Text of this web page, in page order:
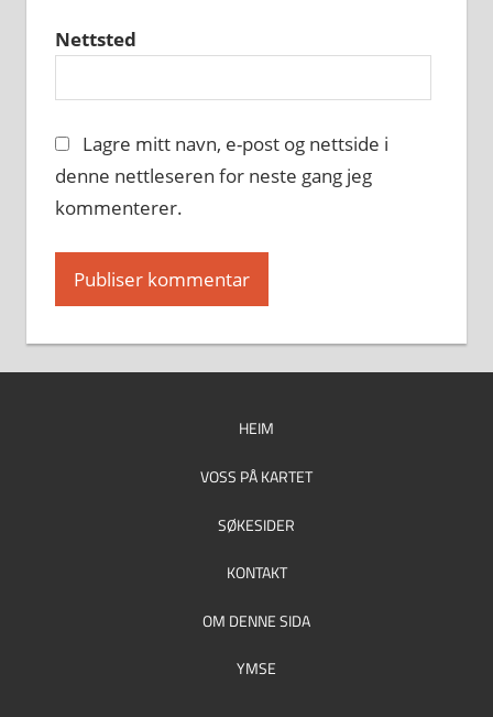
Nettsted
Lagre mitt navn, e-post og nettside i
denne nettleseren for neste gang jeg
kommenterer.
HEIM
VOSS PÅ KARTET
SØKESIDER
KONTAKT
OM DENNE SIDA
YMSE